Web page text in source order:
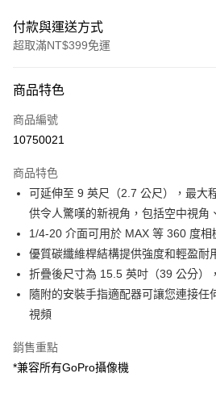
付款與運送方式
超取滿NT$399免運
信用卡一次付款
信用卡分期付款
合作金庫商業銀行
華南商業銀行
彰
上海商業儲蓄銀行
台
國泰世華商業銀行
兆
臺灣中小企業銀行
台中
匯豐（台灣）商業銀行
華
聯邦商業銀行
遠東
元大商業銀行
永
玉山商業銀行
台灣樂天信用卡公司
6 期 0 利率 每期
華南商業銀行
彰
上海商業儲蓄銀行
台
國泰世華商業銀行
兆豐
臺灣中小企業銀行
台
匯豐（台灣）商業銀行
華泰
聯邦商業銀行
元大商業銀行
玉山商業銀行
台灣樂天信用卡公司
12 期 0 利率 每期 NT$407
合作金庫商業銀行
第
上海商業儲蓄銀行
台北
國泰世華商業銀行
兆豐
臺灣中小企業銀行
台
匯豐（台灣）商業銀行
元大商業銀行
玉山商業銀行
超商取貨付款
LINE Pay
Apple Pay
街口支付
悠遊付
商品特色
商品編號
10750021
商品特色
可延伸至 9 英尺（2.7 公尺），最大
供令人驚嘆的新視角，包括空中視角
1/4-20 介面可用於 MAX 等 360 度相
優質碳纖維桿結構提供強度和輕盈耐
折疊後尺寸為 15.5 英吋（39 公分）
隨附的安裝手指適配器可讓您連接任
視頻
銷售重點
*兼容所有GoPro攝像機